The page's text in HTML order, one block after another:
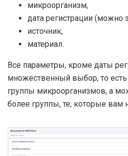
микроорганизм,
дата регистрации (можно
источник,
материал.
Все параметры, кроме даты
множественный выбор, то
группы микроорганизмов, а
более группы, те, которые